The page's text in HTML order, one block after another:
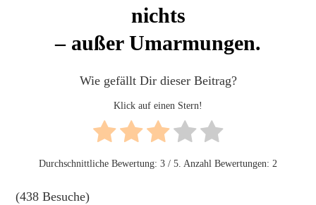
nichts
– außer Umarmungen.
Wie gefällt Dir dieser Beitrag?
Klick auf einen Stern!
Durchschnittliche Bewertung: 3 / 5. Anzahl Bewertungen: 2
(438 Besuche)